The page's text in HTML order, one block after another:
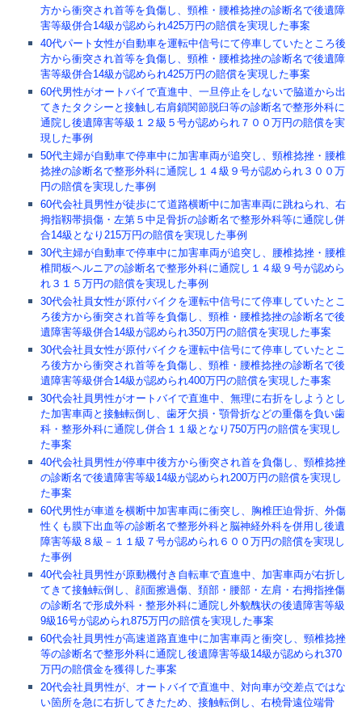
方から衝突され首等を負傷し、頸椎・腰椎捻挫の診断名で後遺障
害等級併合14級が認められ425万円の賠償を実現した事案
40代パート女性が自動車を運転中信号にて停車していたところ後
方から衝突され首等を負傷し、頸椎・腰椎捻挫の診断名で後遺障
害等級併合14級が認められ425万円の賠償を実現した事案
60代男性がオートバイで直進中、一旦停止をしないで脇道から出
てきたタクシーと接触し右肩鎖関節脱臼等の診断名で整形外科に
通院し後遺障害等級１２級５号が認められ７００万円の賠償を実
現した事例
50代主婦が自動車で停車中に加害車両が追突し、頸椎捻挫・腰椎
捻挫の診断名で整形外科に通院し１４級９号が認められ３００万
円の賠償を実現した事例
60代会社員男性が徒歩にて道路横断中に加害車両に跳ねられ、右
拇指靱帯損傷・左第５中足骨折の診断名で整形外科等に通院し併
合14級となり215万円の賠償を実現した事例
30代主婦が自動車で停車中に加害車両が追突し、腰椎捻挫・腰椎
椎間板ヘルニアの診断名で整形外科に通院し１４級９号が認めら
れ３１５万円の賠償を実現した事例
30代会社員女性が原付バイクを運転中信号にて停車していたとこ
ろ後方から衝突され首等を負傷し、頸椎・腰椎捻挫の診断名で後
遺障害等級併合14級が認められ350万円の賠償を実現した事案
30代会社員女性が原付バイクを運転中信号にて停車していたとこ
ろ後方から衝突され首等を負傷し、頸椎・腰椎捻挫の診断名で後
遺障害等級併合14級が認められ400万円の賠償を実現した事案
30代会社員男性がオートバイで直進中、無理に右折をしようとし
た加害車両と接触転倒し、歯牙欠損・顎骨折などの重傷を負い歯
科・整形外科に通院し併合１１級となり750万円の賠償を実現し
た事案
40代会社員男性が停車中後方から衝突され首を負傷し、頸椎捻挫
の診断名で後遺障害等級14級が認められ200万円の賠償を実現し
た事案
60代男性が車道を横断中加害車両に衝突し、胸椎圧迫骨折、外傷
性くも膜下出血等の診断名で整形外科と脳神経外科を併用し後遺
障害等級８級－１１級７号が認められ６００万円の賠償を実現し
た事例
40代会社員男性が原動機付き自転車で直進中、加害車両が右折し
てきて接触転倒し、顔面擦過傷、頚部・腰部・左肩・右拇指挫傷
の診断名で形成外科・整形外科に通院し外貌醜状の後遺障害等級
9級16号が認められ875万円の賠償を実現した事案
60代会社員男性が高速道路直進中に加害車両と衝突し、頸椎捻挫
等の診断名で整形外科に通院し後遺障害等級14級が認められ370
万円の賠償金を獲得した事案
20代会社員男性が、オートバイで直進中、対向車が交差点ではな
い箇所を急に右折してきたため、接触転倒し、右橈骨遠位端骨